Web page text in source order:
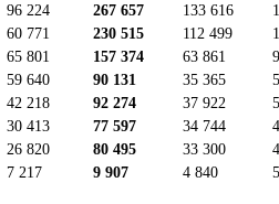
96 224 267 657 133 616
60 771 230 515 112 499
65 801 157 374 63 861
59 640 90 131 35 365
42 218 92 274 37 922
30 413 77 597 34 744
26 820 80 495 33 300
7 217 9 907 4 840